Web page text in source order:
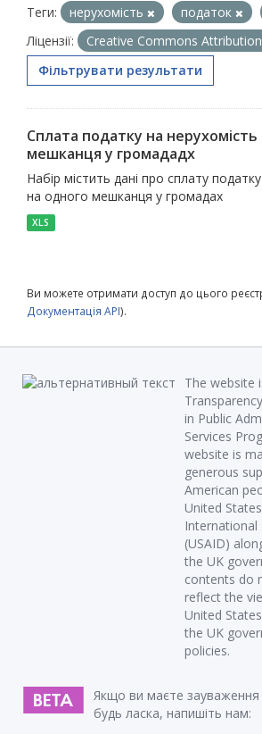
Теги: нерухомість податок
Ліцензії:
Creative Commons Attribution
Фільтрувати результати
Сплата податку на
мешканця у громададх
Набір містить дані про сплату
на одного мешканця у громадах
XLS
Ви можете отримати доступ до цього
Документація API).
The website
in Public
Services
website is
generous
American
United
(USAID)
the UK
contents do
reflect the
United
the UK
policies.
Якщо ви маєте зауваження
будь ласка, напишіть нам: